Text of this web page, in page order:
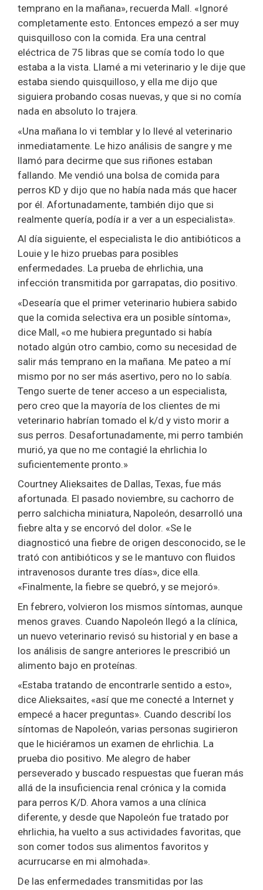
temprano en la mañana», recuerda Mall. «Ignoré
completamente esto. Entonces empezó a ser muy
quisquilloso con la comida. Era una central
eléctrica de 75 libras que se comía todo lo que
estaba a la vista. Llamé a mi veterinario y le dije que
estaba siendo quisquilloso, y ella me dijo que
siguiera probando cosas nuevas, y que si no comía
nada en absoluto lo trajera.
«Una mañana lo vi temblar y lo llevé al veterinario
inmediatamente. Le hizo análisis de sangre y me
llamó para decirme que sus riñones estaban
fallando. Me vendió una bolsa de comida para
perros KD y dijo que no había nada más que hacer
por él. Afortunadamente, también dijo que si
realmente quería, podía ir a ver a un especialista».
Al día siguiente, el especialista le dio antibióticos a
Louie y le hizo pruebas para posibles
enfermedades. La prueba de ehrlichia, una
infección transmitida por garrapatas, dio positivo.
«Desearía que el primer veterinario hubiera sabido
que la comida selectiva era un posible síntoma»,
dice Mall, «o me hubiera preguntado si había
notado algún otro cambio, como su necesidad de
salir más temprano en la mañana. Me pateo a mí
mismo por no ser más asertivo, pero no lo sabía.
Tengo suerte de tener acceso a un especialista,
pero creo que la mayoría de los clientes de mi
veterinario habrían tomado el k/d y visto morir a
sus perros. Desafortunadamente, mi perro también
murió, ya que no me contagié la ehrlichia lo
suficientemente pronto.»
Courtney Alieksaites de Dallas, Texas, fue más
afortunada. El pasado noviembre, su cachorro de
perro salchicha miniatura, Napoleón, desarrolló una
fiebre alta y se encorvó del dolor. «Se le
diagnosticó una fiebre de origen desconocido, se le
trató con antibióticos y se le mantuvo con fluidos
intravenosos durante tres días», dice ella.
«Finalmente, la fiebre se quebró, y se mejoró».
En febrero, volvieron los mismos síntomas, aunque
menos graves. Cuando Napoleón llegó a la clínica,
un nuevo veterinario revisó su historial y en base a
los análisis de sangre anteriores le prescribió un
alimento bajo en proteínas.
«Estaba tratando de encontrarle sentido a esto»,
dice Alieksaites, «así que me conecté a Internet y
empecé a hacer preguntas». Cuando describí los
síntomas de Napoleón, varias personas sugirieron
que le hiciéramos un examen de ehrlichia. La
prueba dio positivo. Me alegro de haber
perseverado y buscado respuestas que fueran más
allá de la insuficiencia renal crónica y la comida
para perros K/D. Ahora vamos a una clínica
diferente, y desde que Napoleón fue tratado por
ehrlichia, ha vuelto a sus actividades favoritas, que
son comer todos sus alimentos favoritos y
acurrucarse en mi almohada».
De las enfermedades transmitidas por las